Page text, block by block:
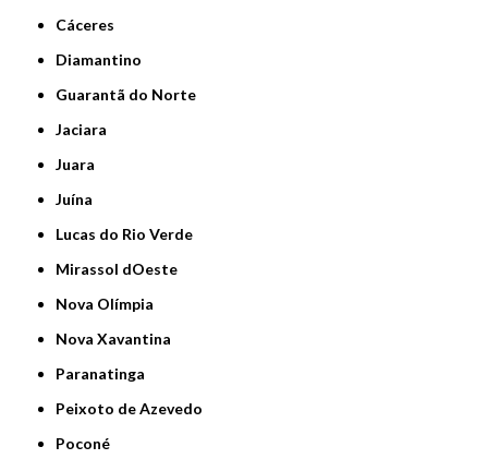
Cáceres
Diamantino
Guarantã do Norte
Jaciara
Juara
Juína
Lucas do Rio Verde
Mirassol dOeste
Nova Olímpia
Nova Xavantina
Paranatinga
Peixoto de Azevedo
Poconé